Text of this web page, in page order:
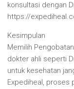
konsultasi dengan
https://
Kesimpulan
Memilih
dokter ahli seperti
untuk kesehatan
Expediheal, proses